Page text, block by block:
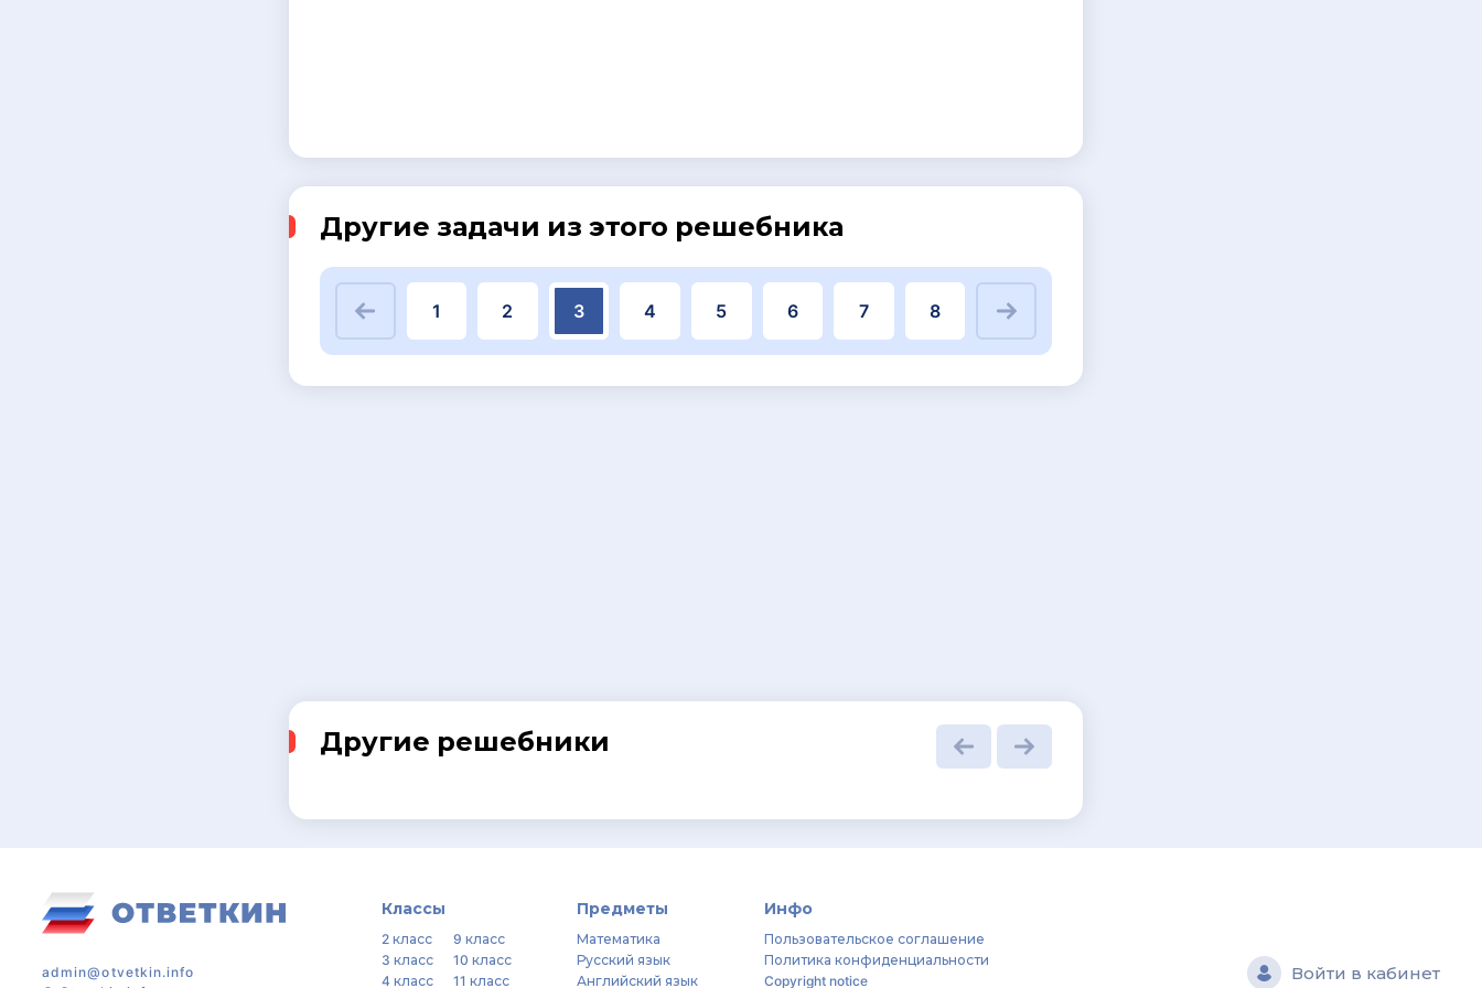
Другие задачи из этого решебника
1 2 3 4 5 6 7 8
Другие решебники
admin@otvetkin.info
Классы
2 класс
3 класс
4 класс
9 класс
10 класс
11 класс
Предметы
Математика
Русский язык
Английский язык
Инфо
Пользовательское соглашение
Политика конфиденциальности
Copyright notice
Войти в кабинет